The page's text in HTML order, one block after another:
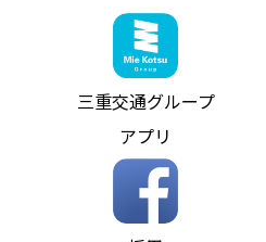
ミジュマルのラッピング
参宮バス
神都バス
パールシャトル
バス情報の見える化
コミュニティバス
アイコンの説明
インターネット予約
よくあるご質問
お問い合わせ
ザ・バスコレクション三
三重交通公式グッズ
ファンコーナー
お問い合わせ
お知らせ・最新情報一覧
ニュースリリース
お問い合わせ
個人情報保護方針
ソーシャルメディア運用
三重交通グループ
アプリ